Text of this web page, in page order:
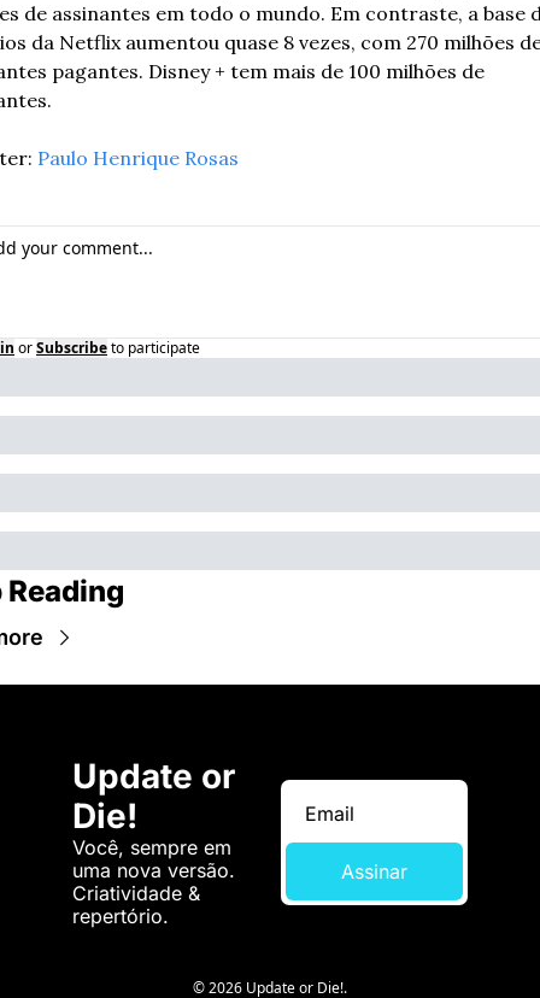
de assinantes em todo o mundo. Em contraste, a base
da Netflix aumentou quase 8 vezes, com 270 milhões
pagantes. Disney + tem mais de 100 milhões de
Paulo Henrique Rosas
orSubscribeto participate
Reading
Update or
Die!
Você, sempre em
uma nova versão.
Criatividade &
repertório.
Assinar
© 2026 Update or Die!.